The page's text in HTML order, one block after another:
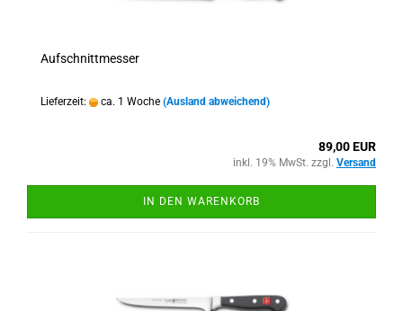
Aufschnittmesser
Lieferzeit: ca. 1 Woche (Ausland abweichend)
89,00 EUR
inkl. 19% MwSt. zzgl. Versand
IN DEN WARENKORB